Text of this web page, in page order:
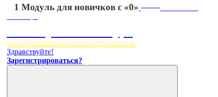
1 Модуль для новичков с «0» Начало:
пространство, работающее на вас
Здравствуйте!
Зарегистрироваться?